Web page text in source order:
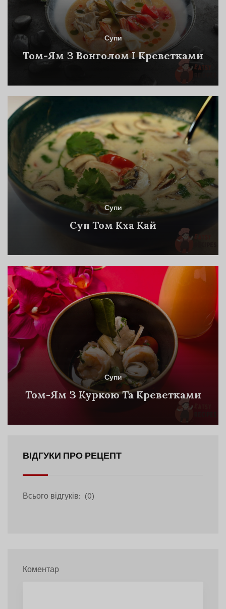
Супи
Том-Ям З Вонголом І Креветками
Супи
Суп Том Кха Кай
Супи
Том-Ям З Куркою Та Креветками
ВІДГУКИ ПРО РЕЦЕПТ
Всього відгуків: (0)
Коментар